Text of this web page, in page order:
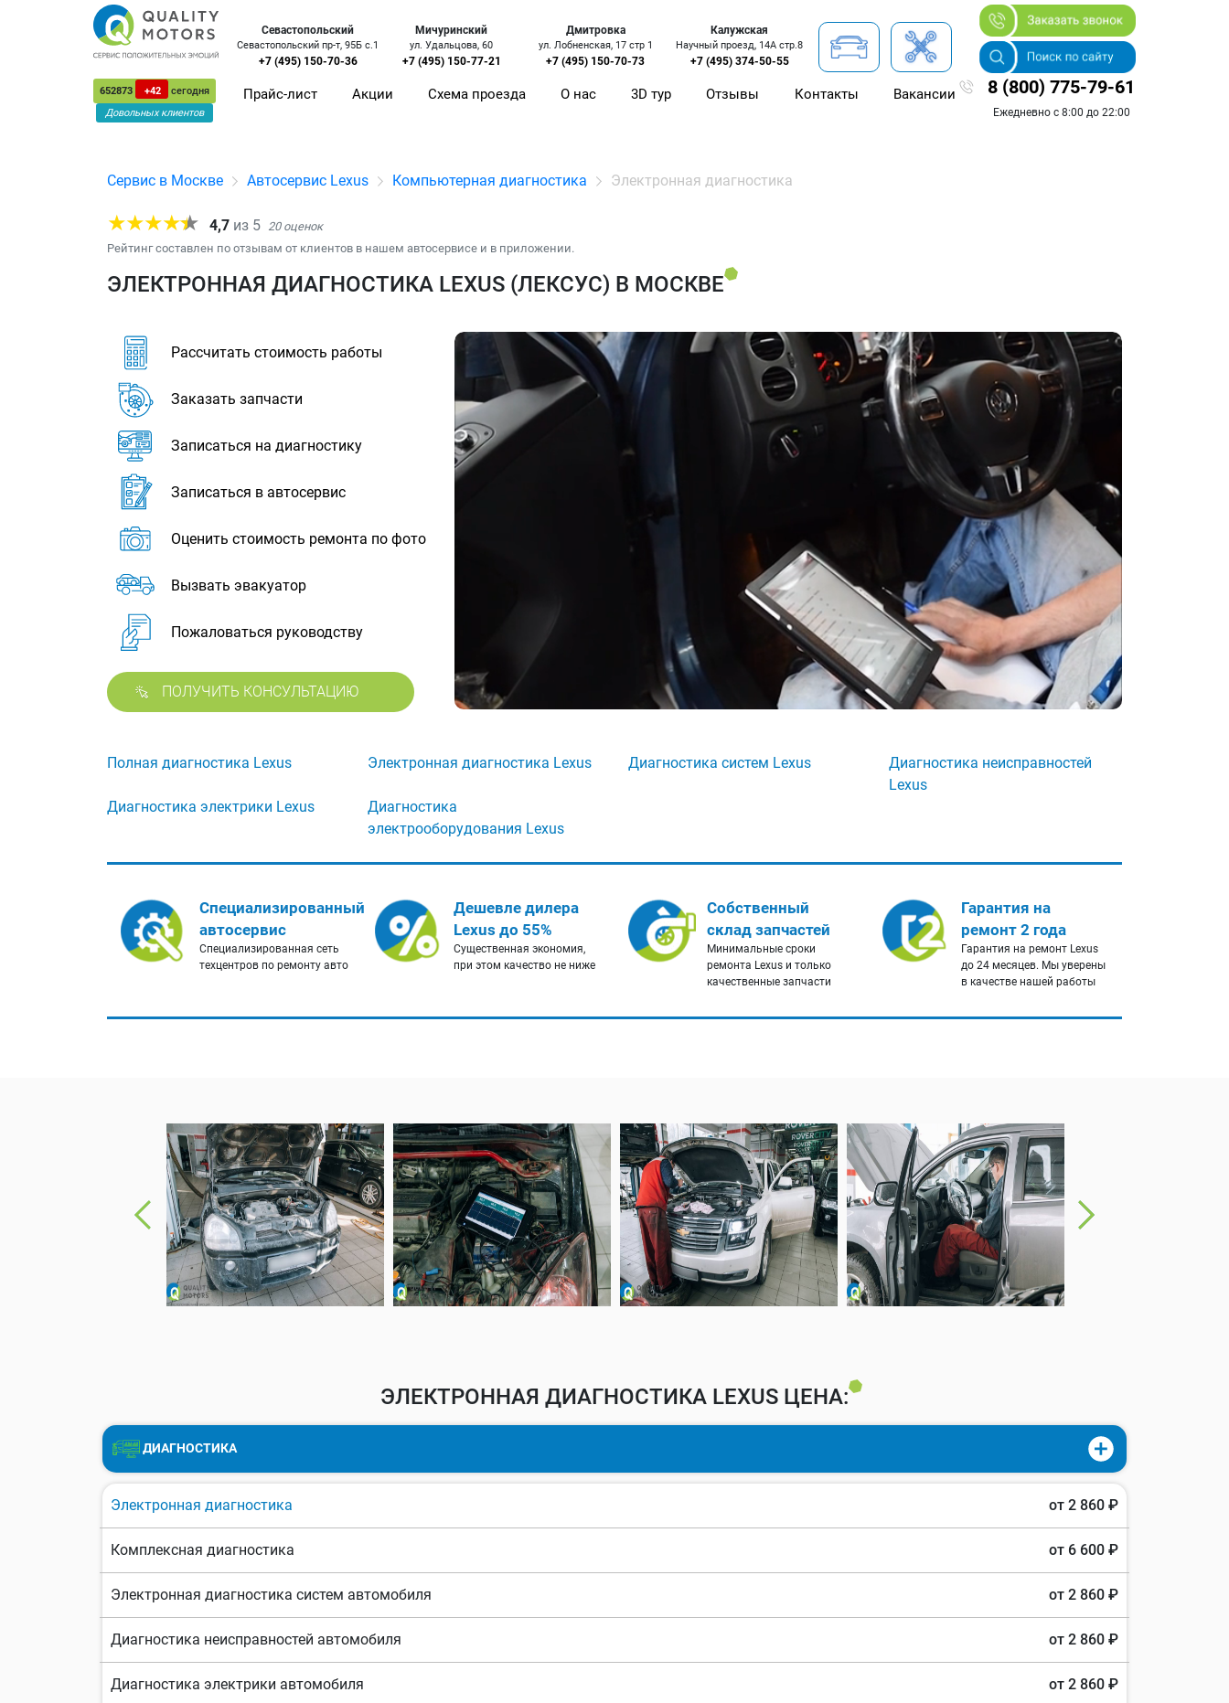
652873 +42
сегодня
Довольных клиентов
Севастопольский
Севастопольский пр-т, 95Б с.1
+7 (495) 150-70-36
Мичуринский
ул. Удальцова, 60
+7 (495) 150-77-21
Дмитровка
ул. Лобненская, 17 стр 1
+7 (495) 150-70-73
Калужская
Научный проезд, 14А стр.8
+7 (495) 374-50-55
Прайс-лист Акции Схема проезда О нас 3D тур Отзывы Контакты Вакансии 8 (800) 775-79-61
Ежедневно с 8:00 до 22:00
Сервис в Москве Автосервис Lexus Компьютерная диагностика Электронная диагностика
4,7 из 5 20оценок
Рейтинг составлен по отзывам от клиентов в нашем автосервисе и в приложении.
ЭЛЕКТРОННАЯ ДИАГНОСТИКА LEXUS (ЛЕКСУС) В МОСКВЕ
Рассчитать стоимость работы
Заказать запчасти
Записаться на диагностику
Записаться в автосервис
Оценить стоимость ремонта по фото
Вызвать эвакуатор
Пожаловаться руководству
ПОЛУЧИТЬ КОНСУЛЬТАЦИЮ
Полная диагностика Lexus Электронная диагностика Lexus Диагностика систем Lexus
Диагностика неисправностей
Lexus
Диагностика электрики Lexus
Диагностика
электрооборудования Lexus
Специализированный
автосервис
Специализированная сеть
техцентров по ремонту авто
Дешевле дилера
Lexus до 55%
Существенная экономия,
при этом качество не ниже
Собственный
склад запчастей
Минимальные сроки
ремонта Lexus и только
качественные запчасти
Гарантия на
ремонт 2 года
Гарантия на ремонт Lexus
до 24 месяцев. Мы уверены
в качестве нашей работы
ЭЛЕКТРОННАЯ ДИАГНОСТИКА LEXUS ЦЕНА:
ДИАГНОСТИКА
Электронная диагностика от 2 860 ₽
Комплексная диагностика от 6 600 ₽
Электронная диагностика систем автомобиля от 2 860 ₽
Диагностика неисправностей автомобиля от 2 860 ₽
Диагностика электрики автомобиля от 2 860 ₽